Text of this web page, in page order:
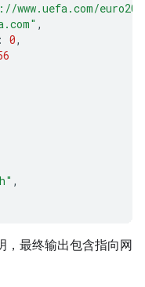
www.uefa.com/
,
: 0,
,
，最终输出包含指向网